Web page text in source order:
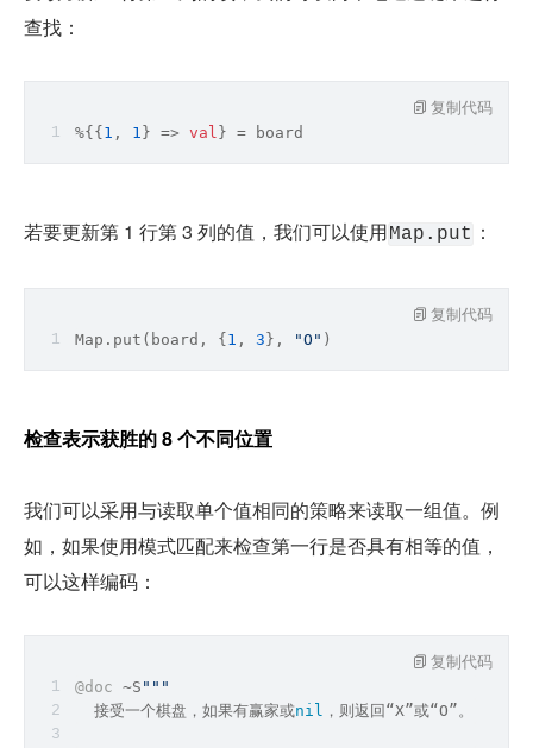
查找：
%{{ 1 , 1 } => val } = board
复制代码
若要更新第 1 行第 3 列的值，我们可以使用Map.put ：
Map .put(board, { 1 , 3 }, "O" )
复制代码
检查表示获胜的 8 个不同位置
我们可以采用与读取单个值相同的策略来读取一组值。例
如，如果使用模式匹配来检查第一行是否具有相等的值，
可以这样编码：
@doc ~S "" "
  接受一个棋盘，如果有赢家或
nil ，则返回“X”或“O”。
复制代码